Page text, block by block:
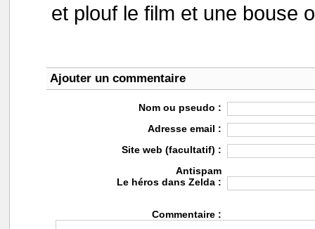
et plouf le film et une bouse
Ajouter un commentaire
Nom ou pseudo :
Adresse email :
Site web (facultatif) :
Antispam
Le héros dans Zelda :
Commentaire :